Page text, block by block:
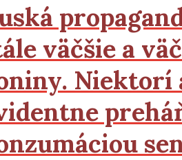
väčšie a
Niektorí